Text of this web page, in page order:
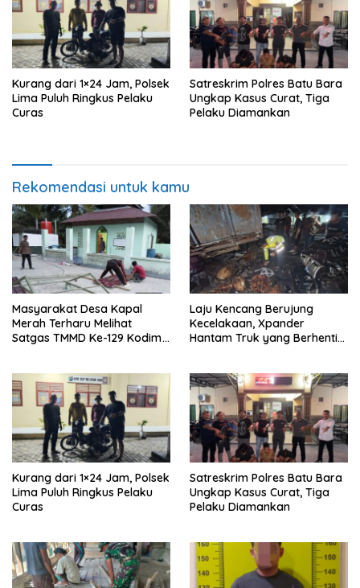
Kurang dari 1×24 Jam, Polsek
Lima Puluh Ringkus Pelaku
Curas
Satreskrim Polres Batu Bara
Ungkap Kasus Curat, Tiga
Pelaku Diamankan
Rekomendasi untuk kamu
Masyarakat Desa Kapal
Merah Terharu Melihat
Satgas TMMD Ke-129 Kodim
Mushollah Al Maghribi
Laju Kencang Berujung
Kecelakaan, Xpander
Hantam Truk yang Berhenti
Kurang dari 1×24 Jam, Polsek
Lima Puluh Ringkus Pelaku
Curas
Satreskrim Polres Batu Bara
Ungkap Kasus Curat, Tiga
Pelaku Diamankan